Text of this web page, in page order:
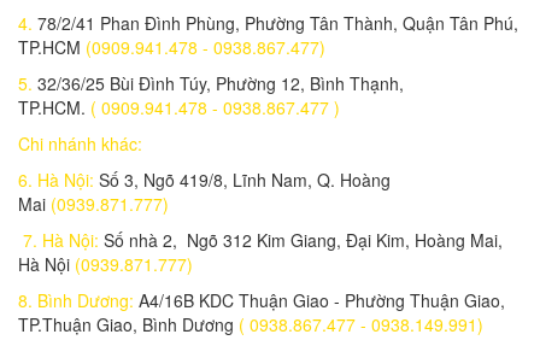
800,000 đ
Đèn pha 30w - 4 bóng - chế độ 3 màu
650,000 đ
Lắp đặt trọn bộ 1 Camera Wifi 4.0MP KBONE KN-B41
2,040,000 đ
2,970,000 đ
Lắp đặt trọn bộ 1 Camera IP 2.0 Mp KBONE KN-H22PW
2,980,000 đ
4. 78/2/41 Phan Đình Phùng, Phường Tân Thành, Quận Tân Phú,
TP.HCM (0909.941.478 - 0938.867.477)
5. 32/36/25 Bùi Đình Túy, Phường 12, Bình Thạnh,
TP.HCM. ( 0909.941.478 - 0938.867.477 )
Chi nhánh khác:
6. Hà Nội: Số 3, Ngõ 419/8, Lĩnh Nam, Q. Hoàng
Mai (0939.871.777)
7. Hà Nội: Số nhà 2, Ngõ 312 Kim Giang, Đại Kim, Hoàng Mai,
Hà Nội (0939.871.777)
8. Bình Dương: A4/16B KDC Thuận Giao - Phường Thuận Giao,
TP.Thuận Giao, Bình Dương ( 0938.867.477 - 0938.149.991)